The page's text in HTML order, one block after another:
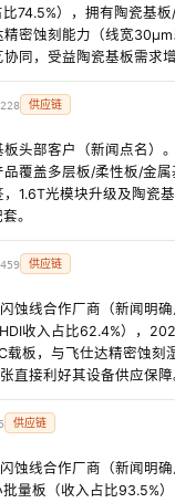
比74.5%），拥有陶瓷基
精密蚀刻能力（线宽
同，受益陶瓷基板需求增
供应链
头部客户（新闻点名）
覆盖多层板/柔性板/金
1.6T光模块升级及陶瓷
。
供应链
蚀线合作厂商（新闻明
收入占比62.4%），
载板，与飞仕达精密蚀刻
直接利好其设备供应保障
供应链
蚀线合作厂商（新闻明
批量板（收入占比93.5%